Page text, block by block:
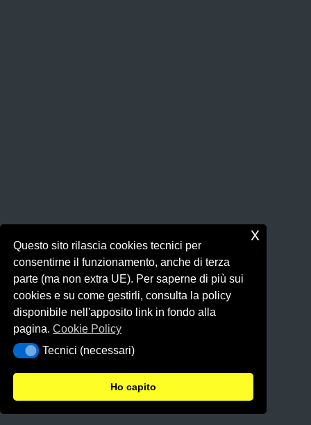
Questo sito rilascia cookies tecnici per
consentirne il funzionamento, anche di terza
parte (ma non extra UE). Per saperne di più sui
cookies e su come gestirli, consulta la policy
disponibile nell'apposito link in fondo alla
pagina.Cookie Policy
Tecnici (necessari)
Tecnici (necessari)
Ho capito
x